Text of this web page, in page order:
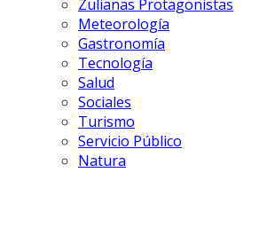
Zulianas Protagonistas
Meteorología
Gastronomía
Tecnología
Salud
Sociales
Turismo
Servicio Público
Natura